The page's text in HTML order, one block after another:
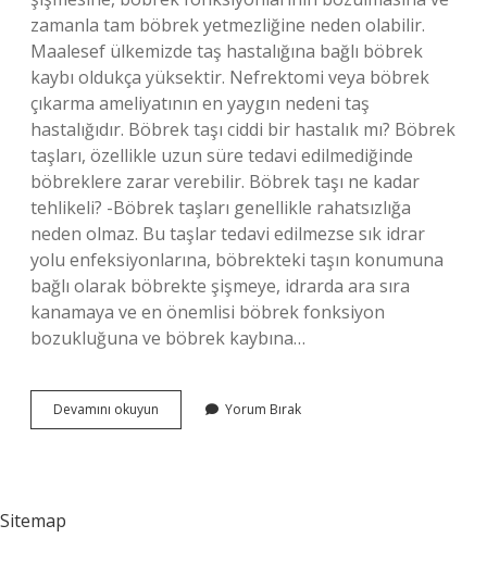
zamanla tam böbrek yetmezliğine neden olabilir.
Maalesef ülkemizde taş hastalığına bağlı böbrek
kaybı oldukça yüksektir. Nefrektomi veya böbrek
çıkarma ameliyatının en yaygın nedeni taş
hastalığıdır. Böbrek taşı ciddi bir hastalık mı? Böbrek
taşları, özellikle uzun süre tedavi edilmediğinde
böbreklere zarar verebilir. Böbrek taşı ne kadar
tehlikeli? -Böbrek taşları genellikle rahatsızlığa
neden olmaz. Bu taşlar tedavi edilmezse sık idrar
yolu enfeksiyonlarına, böbrekteki taşın konumuna
bağlı olarak böbrekte şişmeye, idrarda ara sıra
kanamaya ve en önemlisi böbrek fonksiyon
bozukluğuna ve böbrek kaybına…
Devamını okuyun
Taşı
Yorum Bırak
Sitemap